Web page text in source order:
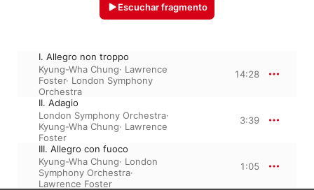
Escuchar fragmento
I. Allegro non troppo
Kyung-Wha Chung· Lawrence
Foster· London Symphony
Orchestra
14:28
II. Adagio
London Symphony Orchestra·
Kyung-Wha Chung· Lawrence
Foster
3:39
III. Allegro con fuoco
Kyung-Wha Chung· London
Symphony Orchestra·
Lawrence Foster
1:05